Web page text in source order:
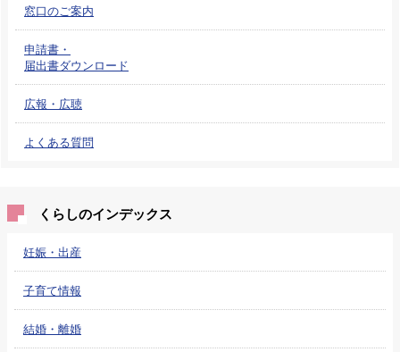
窓口のご案内
申請書・
届出書ダウンロード
広報・広聴
よくある質問
くらしのインデックス
妊娠・出産
子育て情報
結婚・離婚